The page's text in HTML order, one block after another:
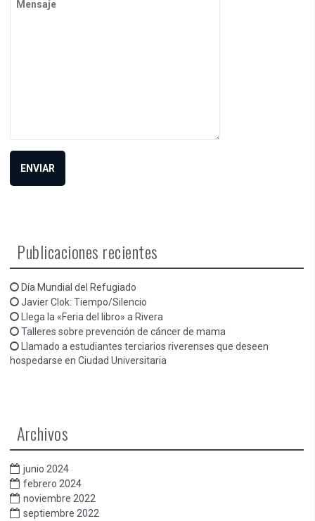
Publicaciones recientes
Día Mundial del Refugiado
Javier Clok: Tiempo/Silencio
Llega la «Feria del libro» a Rivera
Talleres sobre prevención de cáncer de mama
Llamado a estudiantes terciarios riverenses que deseen
hospedarse en Ciudad Universitaria
Archivos
junio 2024
febrero 2024
noviembre 2022
septiembre 2022